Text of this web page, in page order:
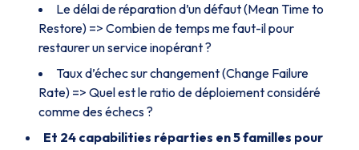
Le délai de réparation d’un défaut (Mean Time to
Restore) => Combien de temps me faut-il pour
restaurer un service inopérant ?
Taux d’échec sur changement (Change Failure
Rate) => Quel est le ratio de déploiement considéré
comme des échecs ?
Et 24 capabilities réparties en 5 familles pour